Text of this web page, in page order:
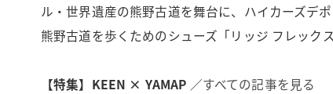
ル・世界遺産の熊野古道を舞台に、ハイカーズデ
熊野古道を歩くためのシューズ「リッジ フレック
【特集】KEEN × YAMAP ／すべての記事を見る